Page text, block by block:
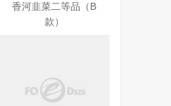
香河韭菜二等品（B
款）